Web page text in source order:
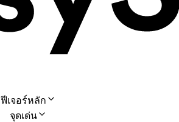
ฟีเจอร์หลัก
จุดเด่น